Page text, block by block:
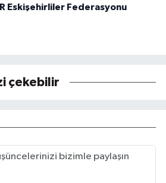
Eskişehirliler Federasyonu
çekebilir